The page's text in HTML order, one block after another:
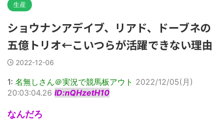
生産
ショウナンアデイブ、リアド、ドーブネの
五億トリオ←こいつらが活躍できない理由
2022-12-06
1: 名無しさん＠実況で競馬板アウト 2022/12/05(月)
20:03:04.26 ID:nQHzetH10
なんだろ